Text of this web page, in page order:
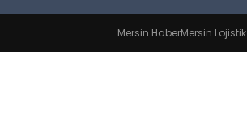
Mersin HaberMersin Lojistik